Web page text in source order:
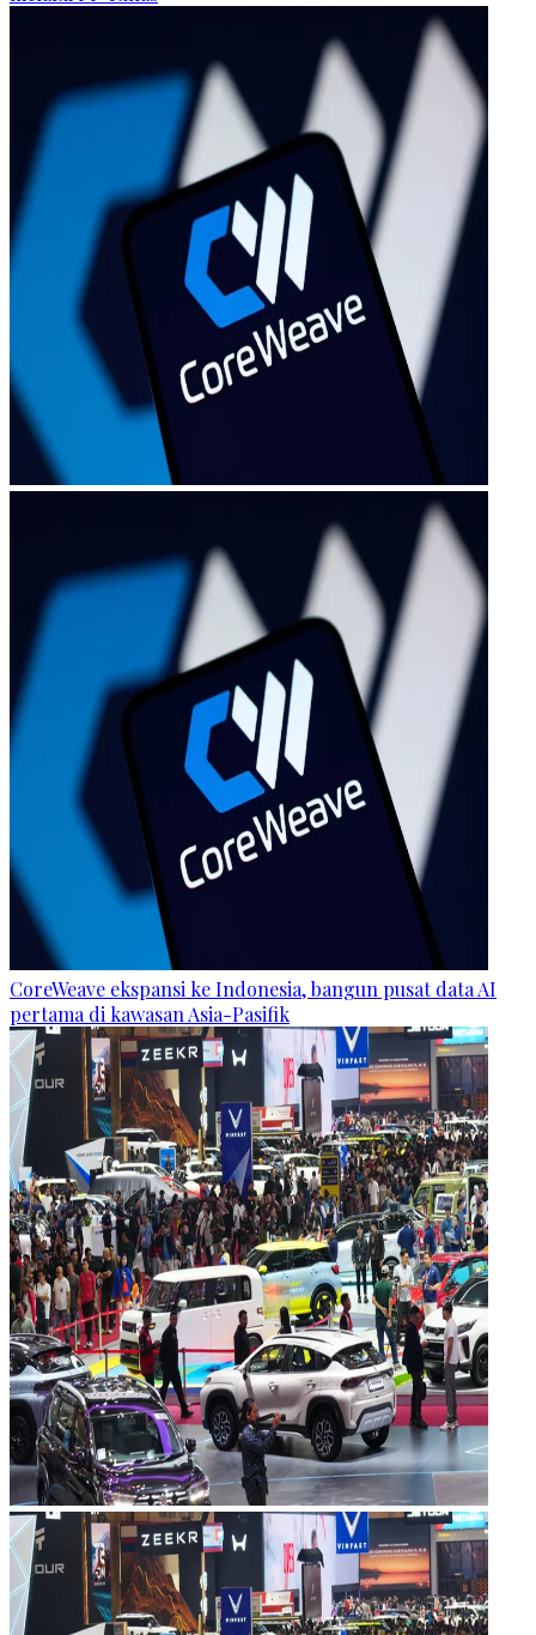
CoreWeave ekspansi ke Indonesia, bangun pusat data AI
pertama di kawasan Asia-Pasifik